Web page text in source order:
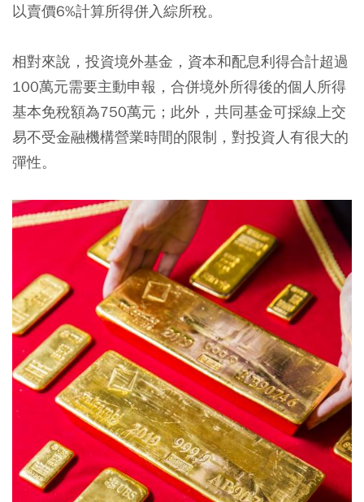
以賣價6%計算所得併入綜所稅。
相對來說，投資境外基金，資本和配息利得合計超過
100萬元需要主動申報，合併境外所得後的個人所得
基本免稅額為750萬元；此外，共同基金可採線上交
易不受金融機構營業時間的限制，對投資人有很大的
彈性。